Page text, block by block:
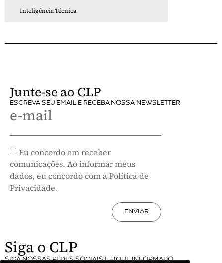
Inteligência Técnica
Junte-se ao CLP
ESCREVA SEU EMAIL E RECEBA NOSSA NEWSLETTER
e-mail
Eu concordo em receber
comunicações. Ao informar meus
dados, eu concordo com a Política de
Privacidade.
ENVIAR
Siga o CLP
SIGA NOSSAS REDES SOCIAIS E FIQUE INFORMADO